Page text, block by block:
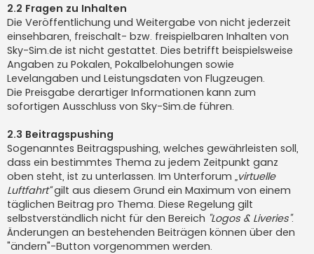
2.2 Fragen zu Inhalten
Die Veröffentlichung und Weitergabe von nicht jederzeit
einsehbaren, freischalt- bzw. freispielbaren Inhalten von
Sky-Sim.de ist nicht gestattet. Dies betrifft beispielsweise
Angaben zu Pokalen, Pokalbelohungen sowie
Levelangaben und Leistungsdaten von Flugzeugen.
Die Preisgabe derartiger Informationen kann zum
sofortigen Ausschluss von Sky-Sim.de führen.
2.3 Beitragspushing
Sogenanntes Beitragspushing, welches gewährleisten soll,
dass ein bestimmtes Thema zu jedem Zeitpunkt ganz
oben steht, ist zu unterlassen. Im Unterforum „virtuelle
Luftfahrt“gilt aus diesem Grund ein Maximum von einem
täglichen Beitrag pro Thema. Diese Regelung gilt
selbstverständlich nicht für den Bereich "Logos & Liveries".
Änderungen an bestehenden Beiträgen können über den
"ändern"-Button vorgenommen werden.